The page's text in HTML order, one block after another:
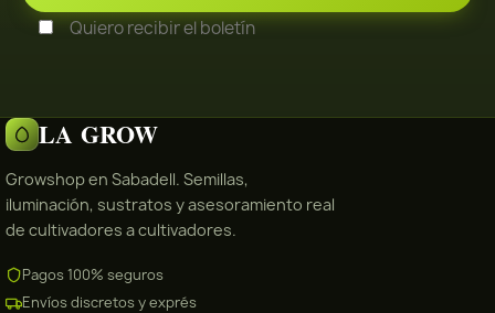
Quiero recibir el boletín
LA GROW
Growshop en Sabadell. Semillas,
iluminación, sustratos y asesoramiento real
de cultivadores a cultivadores.
Pagos 100% seguros
Envíos discretos y exprés